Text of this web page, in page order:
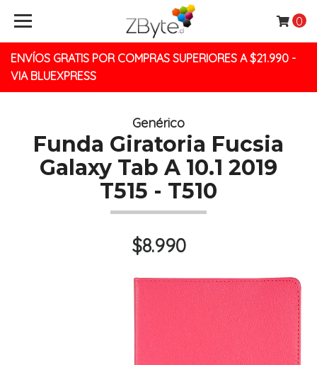
ENVÍOS GRATIS POR COMPRAS SUPERIORES A $21.990 -
VIA BLUEXPRESS
0
Genérico
Funda Giratoria Fucsia
Galaxy Tab A 10.1 2019
T515 - T510
$8.990